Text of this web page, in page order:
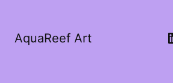
AquaReef Art